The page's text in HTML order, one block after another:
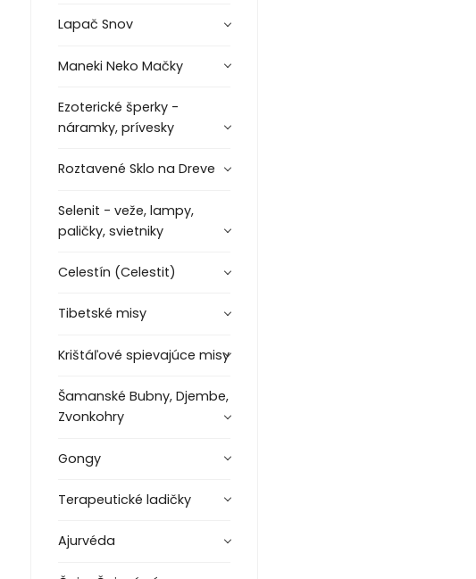
Lapač Snov
Maneki Neko Mačky
Ezoterické šperky -
náramky, prívesky
Roztavené Sklo na Dreve
Selenit - veže, lampy,
paličky, svietniky
Celestín (Celestit)
Tibetské misy
Krištáľové spievajúce misy
Šamanské Bubny, Djembe,
Zvonkohry
Gongy
Terapeutické ladičky
Ajurvéda